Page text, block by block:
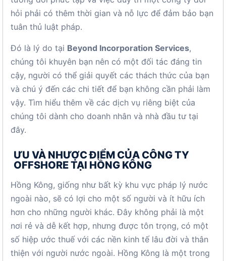
hỏi phải có thêm thời gian và nỗ lực để đảm bảo bạn
tuân thủ luật pháp.
Đó là lý do tại Beyond Incorporation Services,
chúng tôi khuyên bạn nên có một đối tác đáng tin
cậy, người có thể giải quyết các thách thức của bạn
và chú ý đến các chi tiết để bạn không cần phải làm
vậy. Tìm hiểu thêm về các dịch vụ riêng biệt của
chúng tôi dành cho doanh nhân và nhà đầu tư tại
đây.
ƯU VÀ NHƯỢC ĐIỂM CỦA CÔNG TY
OFFSHORE TẠI HỒNG KÔNG
Hồng Kông, giống như bất kỳ khu vực pháp lý nước
ngoài nào, sẽ có lợi cho một số người và ít hữu ích
hơn cho những người khác. Đây không phải là một
nơi rẻ và dễ kết hợp, nhưng được tôn trọng, có một
số hiệp ước thuế với các nền kinh tế lâu đời và thân
thiện với người nước ngoài. Hồng Kông là một trong